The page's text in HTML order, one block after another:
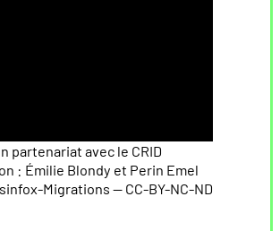
partenariat avec le CRID
: Émilie Blondy et Perin Emel
Migrations — CC-BY-NC-ND